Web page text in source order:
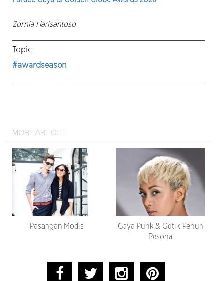
Zornia Harisantoso
Topic
#awardseason
MORE ARTICLE
Pasangan Modis
Gaya Punk & Gotik Penuh
Pesona